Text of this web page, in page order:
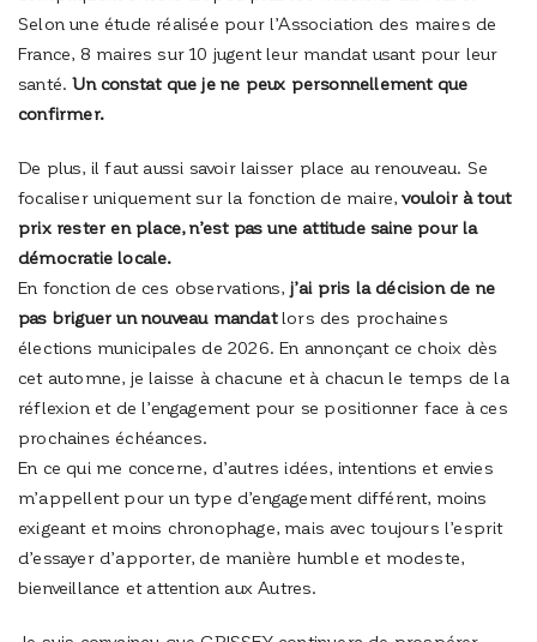
Selon une étude réalisée pour l’Association des maires de
France, 8 maires sur 10 jugent leur mandat usant pour leur
santé.Un constat que je ne peux personnellement que
confirmer.
De plus, il faut aussi savoir laisser place au renouveau. Se
focaliser uniquement sur la fonction de maire,vouloir à tout
prix rester en place, n’est pas une attitude saine pour la
démocratie locale.
En fonction de ces observations, j’ai pris la décision de ne
pas briguer un nouveau mandatlors des prochaines
élections municipales de 2026. En annonçant ce choix dès
cet automne, je laisse à chacune et à chacun le temps de la
réflexion et de l’engagement pour se positionner face à ces
prochaines échéances.
En ce qui me concerne, d’autres idées, intentions et envies
m’appellent pour un type d’engagement différent, moins
exigeant et moins chronophage, mais avec toujours l’esprit
d’essayer d’apporter, de manière humble et modeste,
bienveillance et attention aux Autres.